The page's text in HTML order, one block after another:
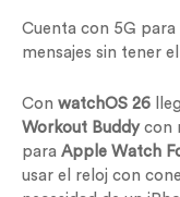
Cuenta con 5G
mensajes sin tener
Con watchOS 26
Workout Buddy con
para Apple Watch
usar el reloj con